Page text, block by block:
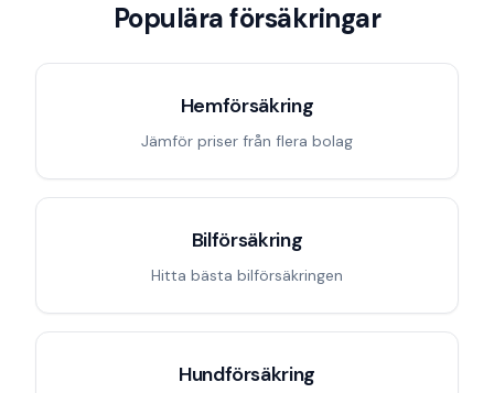
Populära försäkringar
Hemförsäkring
Jämför priser från flera bolag
Bilförsäkring
Hitta bästa bilförsäkringen
Hundförsäkring